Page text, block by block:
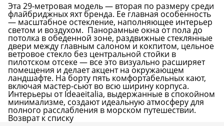
Эта 29-метровая модель — вторая по размеру среди
флайбриджных яхт бренда. Ее главная особенность
— масштабное остекление, наполняющее интерьер
светом и воздухом. Панорамные окна от пола до
потолка в обеденной зоне, раздвижные стеклянные
двери между главным салоном и кокпитом, цельное
ветровое стекло без центральной стойки в
пилотском отсеке — все это визуально расширяет
помещения и делает акцент на окружающем
ландшафте. На борту пять комфортабельных кают,
включая мастер-сьют во всю ширину корпуса.
Интерьеры от Ideaeitalia, выдержанные в спокойном
минимализме, создают идеальную атмосферу для
полного расслабления в морском путешествии.
Возврат к списку